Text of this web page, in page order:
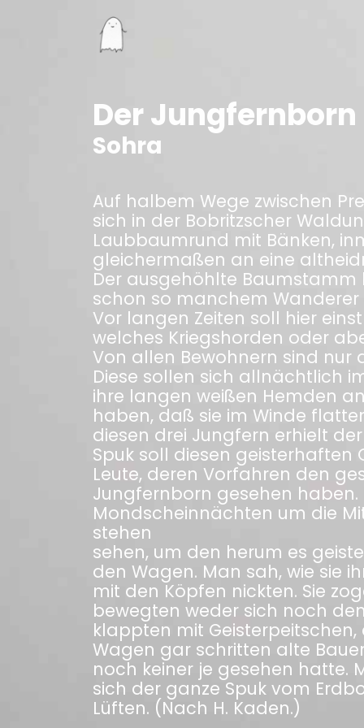
Der Jungfernborn
Sohra
Auf halbem Wege zwischen
sich in der Bobritzscher
Laubbaumrund mit Bänken,
gleichermaßen an eine
Der ausgehöhlte
schon so manchem
Vor langen Zeiten soll hier
welches Kriegshorden oder
Von allen Bewohnern sind nur
Diese sollen sich allnächtlich
ihre langen weißen Hemden
haben, daß sie im Winde
diesen drei Jungfern erhielt
Spuk soll diesen geisterhaften
Leute, deren Vorfahren den
Jungfernborn gesehen
Mondscheinnächten um die
stehen
sehen, um den herum es
den Wagen. Man sah, wie sie
mit den Köpfen nickten. Sie
bewegten weder sich noch
klappten mit
Wagen gar schritten alte
noch keiner je gesehen hatte.
sich der ganze Spuk vom
Lüften. (Nach H. Kaden.)